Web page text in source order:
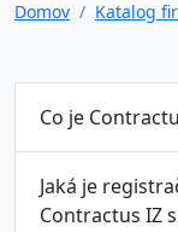
Domov
Katalog
Co je
Jaká je
Contractus IZ